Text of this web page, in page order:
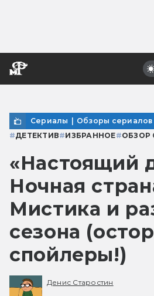
Сериалы | Обзоры сериалов
#ДЕТЕКТИВ#ИЗБРАННОЕ#ОБЗОР
«Настоящий
Ночная
Мистика и
сезона
спойлеры!)
Денис Старостин